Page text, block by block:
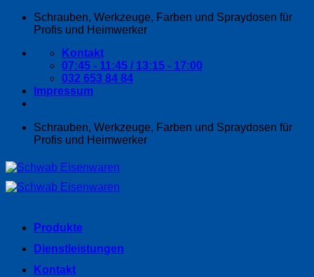
Zum
Schrauben, Werkzeuge, Farben und Spraydosen für
Profis und Heimwerker
Kontakt
07:45 - 11:45 / 13:15 - 17:00
032 653 84 84
Impressum
Schrauben, Werkzeuge, Farben und Spraydosen für
Profis und Heimwerker
Produkte
Dienstleistungen
Kontakt